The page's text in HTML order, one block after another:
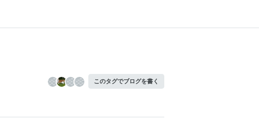
このタグでブログを書く